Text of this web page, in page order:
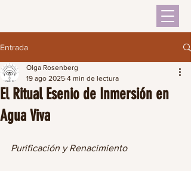
Entrada
El Ritual Esenio de Inmersión en
Agua Viva
Olga Rosenberg
19 ago 2025 4 min de lectura
Purificación y Renacimiento